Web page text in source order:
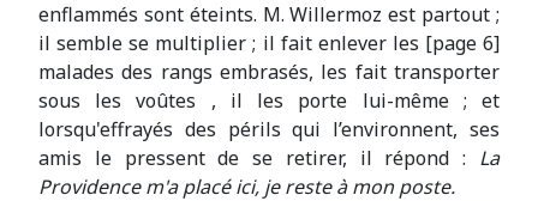
enflammés sont éteints. M. Willermoz est partout ;
il semble se multiplier ; il fait enlever les [page 6]
malades des rangs embrasés, les fait transporter
sous les voûtes , il les porte lui-même ; et
lorsqu'effrayés des périls qui l’environnent, ses
amis le pressent de se retirer, il répond : La
Providence m'a placé ici, je reste à mon poste.